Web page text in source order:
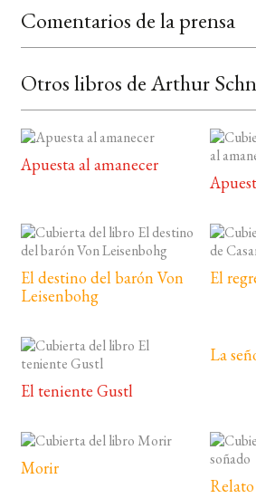
Comentarios de la prensa
Otros libros de Arthur
Apuesta al amanecer
El destino del barón Von
Leisenbohg
El
El teniente Gustl
La
Morir